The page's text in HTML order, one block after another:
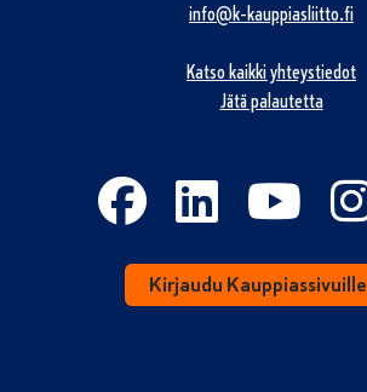
info@k-kauppiasliitto.fi
Katso kaikki yhteystiedot
Jätä palautetta
Kirjaudu Kauppiassivuille